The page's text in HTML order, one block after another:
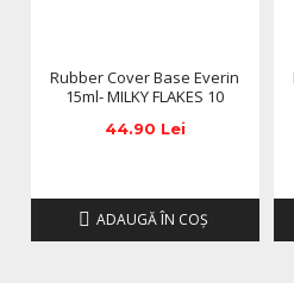
Rubber Cover Base Everin
15ml- MILKY FLAKES 10
44.90 Lei
ADAUGĂ ÎN COŞ